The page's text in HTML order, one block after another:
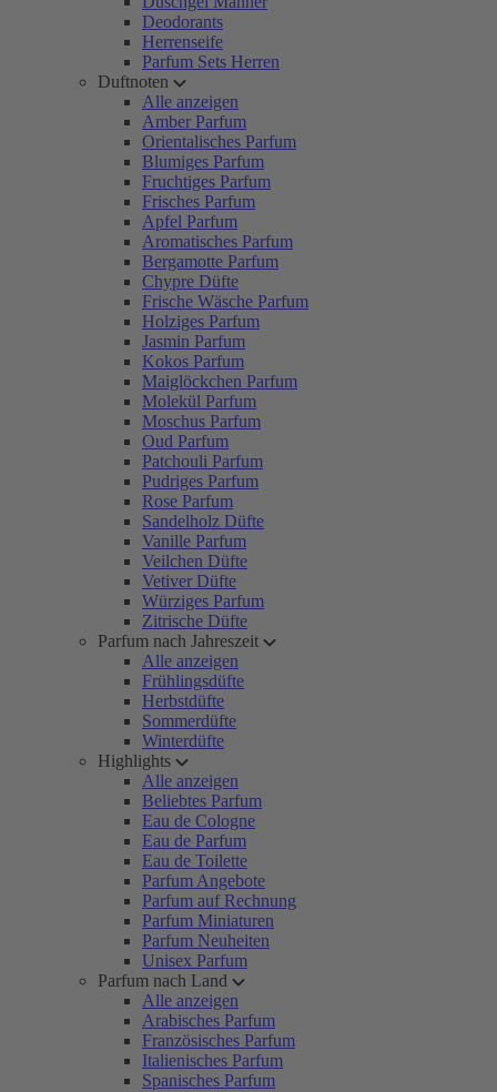
Deodorants
Herrenseife
Parfum Sets Herren
Duftnoten
Alle anzeigen
Amber Parfum
Orientalisches Parfum
Blumiges Parfum
Fruchtiges Parfum
Frisches Parfum
Apfel Parfum
Aromatisches Parfum
Bergamotte Parfum
Chypre Düfte
Frische Wäsche Parfum
Holziges Parfum
Jasmin Parfum
Kokos Parfum
Maiglöckchen Parfum
Molekül Parfum
Moschus Parfum
Oud Parfum
Patchouli Parfum
Pudriges Parfum
Rose Parfum
Sandelholz Düfte
Vanille Parfum
Veilchen Düfte
Vetiver Düfte
Würziges Parfum
Zitrische Düfte
Parfum nach Jahreszeit
Alle anzeigen
Frühlingsdüfte
Herbstdüfte
Sommerdüfte
Winterdüfte
Highlights
Alle anzeigen
Beliebtes Parfum
Eau de Cologne
Eau de Parfum
Eau de Toilette
Parfum Angebote
Parfum auf Rechnung
Parfum Miniaturen
Parfum Neuheiten
Unisex Parfum
Parfum nach Land
Alle anzeigen
Arabisches Parfum
Französisches Parfum
Italienisches Parfum
Spanisches Parfum